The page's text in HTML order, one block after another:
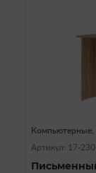
Компьютерные,
Артикул: 17-